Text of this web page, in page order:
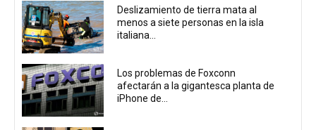
Deslizamiento de tierra mata al
menos a siete personas en la isla
italiana...
Los problemas de Foxconn
afectarán a la gigantesca planta de
iPhone de...